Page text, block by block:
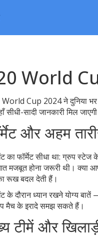
World
Cup 2024 ने दुनिया
सीधी-सादी जानकारी मिल
और अहम
का फॉर्मेट सीधा था: ग्रुप
मजबूत होना जरूरी थी। क्या
रूख बदल देती हैं।
के दौरान ध्यान रखने योग्य
मैच के इरादे समझ सकते हैं।
टीमें और